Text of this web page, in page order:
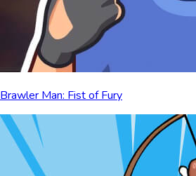
Brawler Man: Fist of Fury